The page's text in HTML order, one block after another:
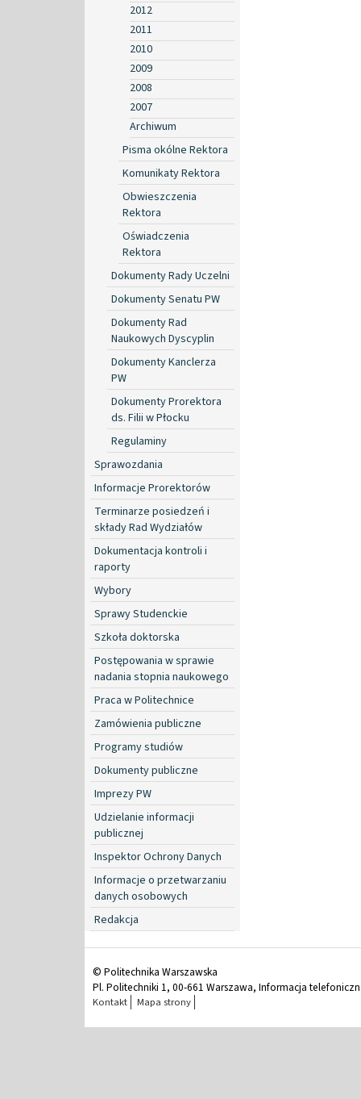
2012
2011
2010
2009
2008
2007
Archiwum
Pisma okólne Rektora
Komunikaty Rektora
Obwieszczenia
Rektora
Oświadczenia
Rektora
Dokumenty Rady Uczelni
Dokumenty Senatu PW
Dokumenty Rad
Naukowych Dyscyplin
Dokumenty Kanclerza
PW
Dokumenty Prorektora
ds. Filii w Płocku
Regulaminy
Sprawozdania
Informacje Prorektorów
Terminarze posiedzeń i
składy Rad Wydziałów
Dokumentacja kontroli i
raporty
Wybory
Sprawy Studenckie
Szkoła doktorska
Postępowania w sprawie
nadania stopnia naukowego
Praca w Politechnice
Zamówienia publiczne
Programy studiów
Dokumenty publiczne
Imprezy PW
Udzielanie informacji
publicznej
Inspektor Ochrony Danych
Informacje o przetwarzaniu
danych osobowych
Redakcja
© Politechnika Warszawska
Pl. Politechniki 1, 00-661 Warszawa, Informacja
Kontakt Mapa strony